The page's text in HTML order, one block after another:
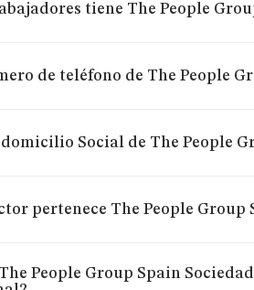
tiene The People
de teléfono de The People
domicilio Social de The People
pertenece The People
People Group Spain